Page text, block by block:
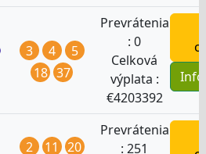
3 4
5
18 37
Prevrátenia
:0
Celková
výplata :
€4203392
2 11
20
Prevrátenia
:251